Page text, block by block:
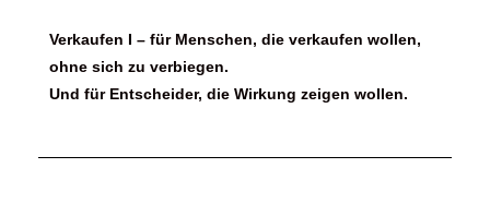
Verkaufen I – für Menschen, die verkaufen wollen,
ohne sich zu verbiegen.
Und für Entscheider, die Wirkung zeigen wollen.